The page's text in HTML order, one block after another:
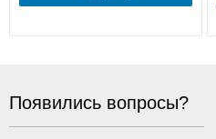
Появились вопросы?